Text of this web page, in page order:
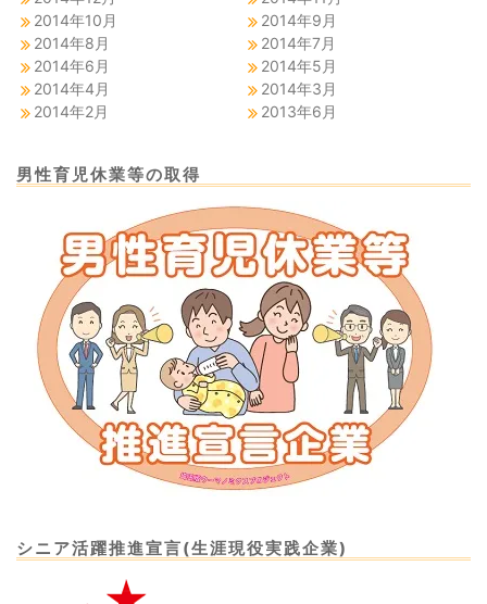
2014年10月
2014年9月
2014年8月
2014年7月
2014年6月
2014年5月
2014年4月
2014年3月
2014年2月
2013年6月
男性育児休業等の取得
シニア活躍推進宣言(生涯現役実践企業)